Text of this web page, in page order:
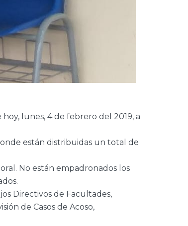
lunes, 4 de febrero del 2019, a
están distribuidas un total de
No están empadronados los
Directivos de Facultades,
de Casos de Acoso,